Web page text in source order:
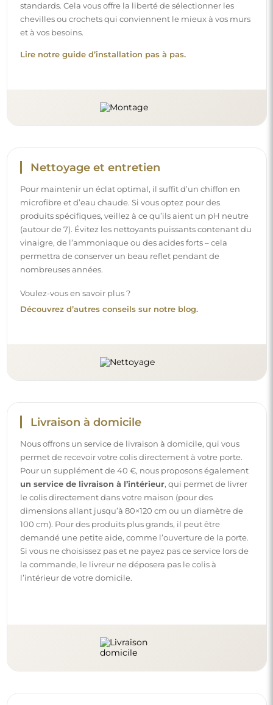
standards. Cela vous offre la liberté de sélectionner les
chevilles ou crochets qui conviennent le mieux à vos murs
et à vos besoins.
Lire notre guide d’installation pas à pas.
Nettoyage et entretien
Pour maintenir un éclat optimal, il suffit d’un chiffon en
microfibre et d’eau chaude. Si vous optez pour des
produits spécifiques, veillez à ce qu’ils aient un pH neutre
(autour de 7). Évitez les nettoyants puissants contenant du
vinaigre, de l’ammoniaque ou des acides forts – cela
permettra de conserver un beau reflet pendant de
nombreuses années.
Voulez-vous en savoir plus ?
Découvrez d’autres conseils sur notre blog.
Livraison à domicile
Nous offrons un service de livraison à domicile, qui vous
permet de recevoir votre colis directement à votre porte.
Pour un supplément de 40 €, nous proposons également
un service de livraison à l’intérieur, qui permet de livrer
le colis directement dans votre maison (pour des
dimensions allant jusqu’à 80×120 cm ou un diamètre de
100 cm). Pour des produits plus grands, il peut être
demandé une petite aide, comme l’ouverture de la porte.
Si vous ne choisissez pas et ne payez pas ce service lors de
la commande, le livreur ne déposera pas le colis à
l’intérieur de votre domicile.